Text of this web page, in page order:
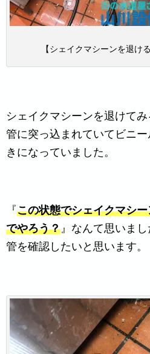
【シェイクマシーンを退ける
シェイクマシーンを退けて
管に突っ込まれていてビニ
きになっていました。
『この状態でシェイクマシ
でやろう？』なんて思いま
管を確認したいと思います。